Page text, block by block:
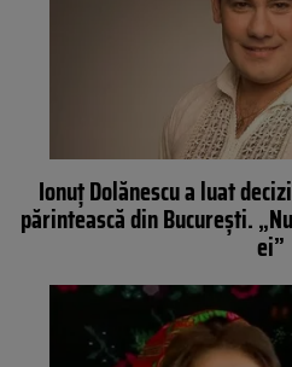
Ionuț Dolănescu a luat
părintească din București.
ei”